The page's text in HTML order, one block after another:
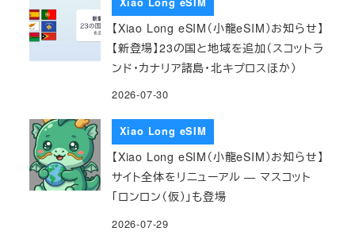
【Xiao Long eSIM（小龍eSIM）お知らせ】
【新登場】23の国と地域を追加（スコットラ
ンド・カナリア諸島・北キプロスほか）
2026-07-30
Xiao Long eSIM
【Xiao Long eSIM（小龍eSIM）お知らせ】
サイト全体をリニューアル — マスコット
「ロンロン（仮）」も登場
2026-07-29